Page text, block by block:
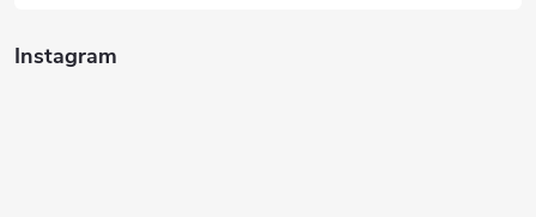
Instagram